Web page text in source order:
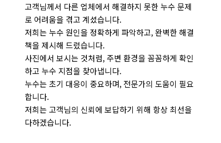
고객님께서 다른 업체에서 해결하지 못한 누수 문제
로 어려움을 겪고 계셨습니다.
저희는 누수 원인을 정확하게 파악하고, 완벽한 해결
책을 제시해 드렸습니다.
사진에서 보시는 것처럼, 주변 환경을 꼼꼼하게 확인
하고 누수 지점을 찾아냅니다.
누수는 초기 대응이 중요하며, 전문가의 도움이 필요
합니다.
저희는 고객님의 신뢰에 보답하기 위해 항상 최선을
다하겠습니다.